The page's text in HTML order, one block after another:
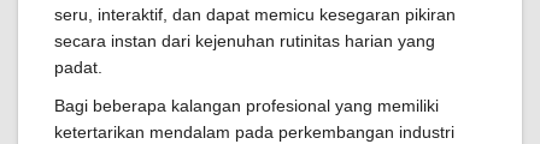
seru, interaktif, dan dapat memicu kesegaran pikiran
secara instan dari kejenuhan rutinitas harian yang
padat.
Bagi beberapa kalangan profesional yang memiliki
ketertarikan mendalam pada perkembangan industri